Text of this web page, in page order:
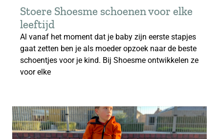
Stoere Shoesme schoenen voor elke
leeftijd
Al vanaf het moment dat je baby zijn eerste stapjes
gaat zetten ben je als moeder opzoek naar de beste
schoentjes voor je kind. Bij Shoesme ontwikkelen ze
voor elke